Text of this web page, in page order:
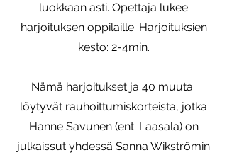
luokkaan asti. Opettaja lukee
harjoituksen oppilaille. Harjoituksien
kesto: 2-4min.
Nämä harjoitukset ja 40 muuta
löytyvät rauhoittumiskorteista, jotka
Hanne Savunen (ent. Laasala) on
julkaissut yhdessä Sanna Wikströmin